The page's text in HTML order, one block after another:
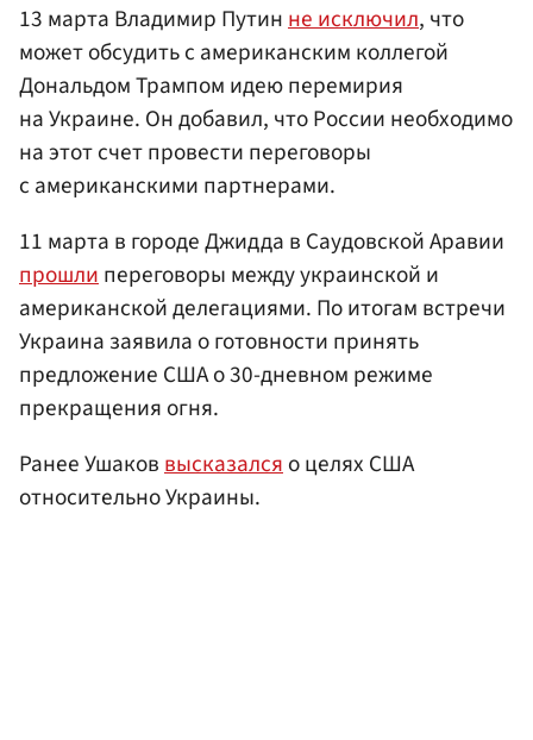
13 марта Владимир Путинне исключил, что
может обсудить с американским коллегой
Дональдом Трампом идею перемирия
на Украине. Он добавил, что России необходимо
на этот счет провести переговоры
с американскими партнерами.
11 марта в городе Джидда в Саудовской Аравии
прошлипереговоры между украинской и
американской делегациями. По итогам встречи
Украина заявила о готовности принять
предложение США о 30-дневном режиме
прекращения огня.
Ранее Ушаковвысказалсяо целях США
относительно Украины.